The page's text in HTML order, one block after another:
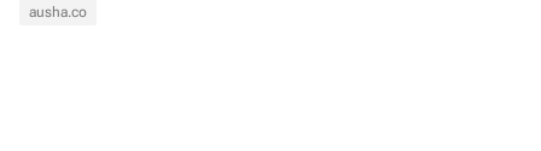
Finance
Jennifer Han
ausha.co